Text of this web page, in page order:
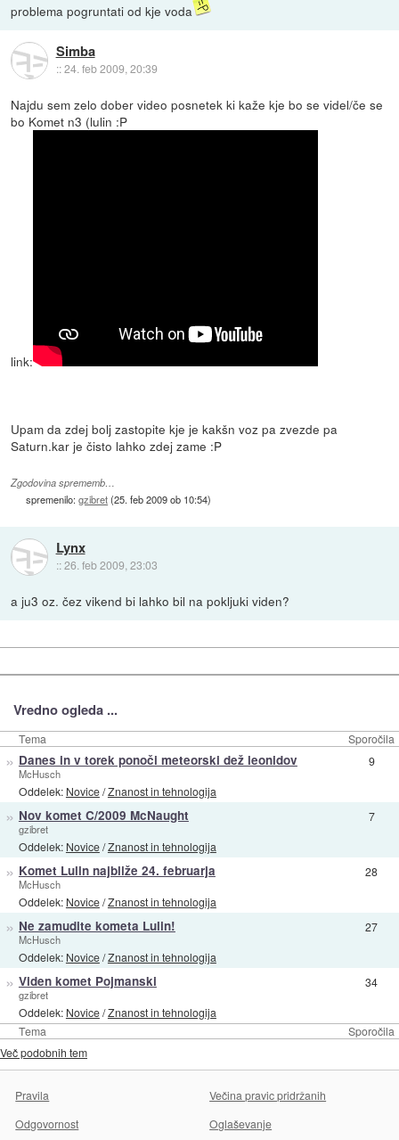
problema pogruntati od kje voda
Simba
::24. feb 2009, 20:39
Najdu sem zelo dober video posnetek ki kaže kje bo se videl/če se
bo Komet n3 (lulin :P
link:
Upam da zdej bolj zastopite kje je kakšn voz pa zvezde pa
Saturn.kar je čisto lahko zdej zame :P
Zgodovina sprememb…
spremenilo:gzibret(25. feb 2009 ob 10:54)
Lynx
::26. feb 2009, 23:03
a ju3 oz. čez vikend bi lahko bil na pokljuki viden?
Vredno ogleda ...
Tema Sporočila
Tema Sporočila
» Danes in v torek ponoči meteorski dež leonidov
McHusch
Oddelek: Novice/Znanost in tehnologija
9
» Nov komet C/2009 McNaught
gzibret
Oddelek: Novice/Znanost in tehnologija
7
» Komet Lulin najbliže 24. februarja
McHusch
Oddelek: Novice/Znanost in tehnologija
28
» Ne zamudite kometa Lulin!
McHusch
Oddelek: Novice/Znanost in tehnologija
27
» Viden komet Pojmanski
gzibret
Oddelek: Novice/Znanost in tehnologija
34
Več podobnih tem
Pravila
Večina pravic pridržanih
Odgovornost
Oglaševanje